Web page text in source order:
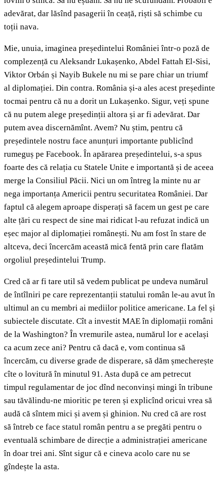
adevărat, dar lăsînd pasagerii în ceață, riști să schimbe cu
toții nava.
Mie, unuia, imaginea președintelui României într-o poză de
complezență cu Aleksandr Lukașenko, Abdel Fattah El-Sisi,
Viktor Orbán și Nayib Bukele nu mi se pare chiar un triumf
al diplomației. Din contra. România și-a ales acest președinte
tocmai pentru că nu a dorit un Lukașenko. Sigur, veți spune
că nu putem alege președinții altora și ar fi adevărat. Dar
putem avea discernămînt. Avem? Nu știm, pentru că
președintele nostru face anunțuri importante publicînd
rumeguș pe Facebook. În apărarea președintelui, s-a spus
foarte des că relația cu Statele Unite e importantă și de aceea
merge la Consiliul Păcii. Nici un om întreg la minte nu ar
nega importanța Americii pentru securitatea României. Dar
faptul că alegem aproape disperați să facem un gest pe care
alte țări cu respect de sine mai ridicat l-au refuzat indică un
eșec major al diplomației românești. Nu am fost în stare de
altceva, deci încercăm această mică fentă prin care flatăm
orgoliul președintelui Trump.
Cred că ar fi tare util să vedem publicat pe undeva numărul
de întîlniri pe care reprezentanții statului român le-au avut în
ultimul an cu membri ai mediilor politice americane. La fel și
subiectele discutate. Cît a investit MAE în diplomații români
de la Washington? În vremurile astea, numărul lor e același
ca acum zece ani? Pentru că dacă e, vom continua să
încercăm, cu diverse grade de disperare, să dăm șmecherește
cîte o lovitură în minutul 91. Asta după ce am petrecut
timpul regulamentar de joc dînd neconvinși mingi în tribune
sau tăvălindu-ne mioritic pe teren și explicînd oricui vrea să
audă că sîntem mici și avem și ghinion. Nu cred că are rost
să întreb ce face statul român pentru a se pregăti pentru o
eventuală schimbare de direcție a administrației americane
în doar trei ani. Sînt sigur că e cineva acolo care nu se
gîndește la asta.